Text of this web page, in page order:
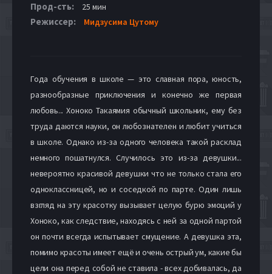
Прод-сть: 25 мин
Режиссер: Мидзусима Цутому
Года обучения в школе — это славная пора, юность,
разнообразные приключения и конечно же первая
любовь... Хоноко Такаямия обычный школьник, ему без
труда даются науки, он любознателен и любит учиться
в школе. Однако из-за одного человека такой расклад
немного пошатнулся. Случилось это из-за девушки...
невероятно красивой девушки что не только стала его
одноклассницей, но и соседкой по парте. Один лишь
взгляд на эту красотку вызывает целую бурю эмоций у
Хоноко, как следствие, находясь с ней за одной партой
он почти всегда испытывает смущение. А девушка эта,
помимо красоты имеет ещё и очень острый ум, какие бы
цели она перед собой не ставила - всех добивалась, да